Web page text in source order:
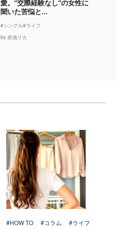
愛。“交際経験なし”の女性に
聞いた苦悩と...
#シングル#ライフ
by 赤池リカ
#HOW TO #コラム #ライフ